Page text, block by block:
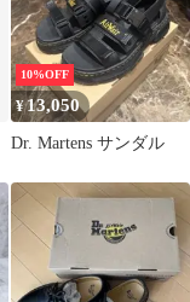
10%OFF
¥13,050
Dr. Martens サンダル